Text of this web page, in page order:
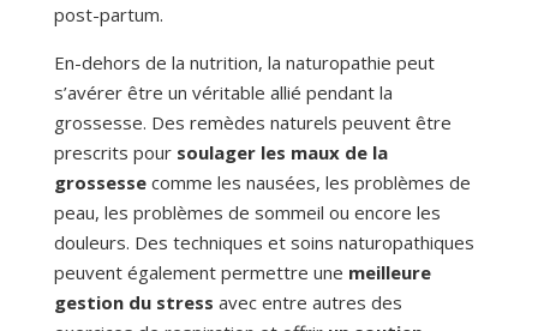
post-partum.
En-dehors de la nutrition, la naturopathie peut
s’avérer être un véritable allié pendant la
grossesse. Des remèdes naturels peuvent être
prescrits pour soulager les maux de la
grossessecomme les nausées, les problèmes de
peau, les problèmes de sommeil ou encore les
douleurs. Des techniques et soins naturopathiques
peuvent également permettre une meilleure
gestion du stress avec entre autres des